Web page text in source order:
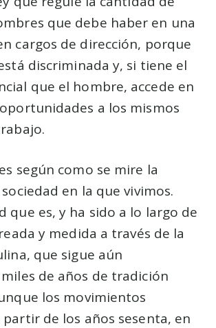
que debe haber en una
cargos de dirección, porque
discriminada y, si tiene el
que el hombre, accede en
a los mismos
según como se mire la
en la que vivimos.
que es, y ha sido a lo largo de
y medida a través de la
que sigue aún
de años de tradición
los movimientos
de los años sesenta, en